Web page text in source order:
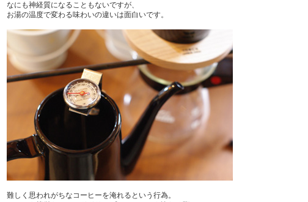
なにも神経質になることもないですが、
お湯の温度で変わる味わいの違いは面白いです。
難しく思われがちなコーヒーを淹れるという行為。